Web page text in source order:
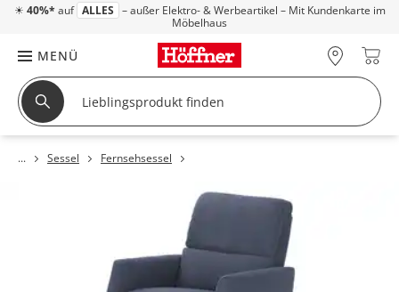
☀ 40%* auf ALLES – außer Elektro- & Werbeartikel – Mit Kundenkarte im
Möbelhaus
MENÜ
Sessel Fernsehsessel